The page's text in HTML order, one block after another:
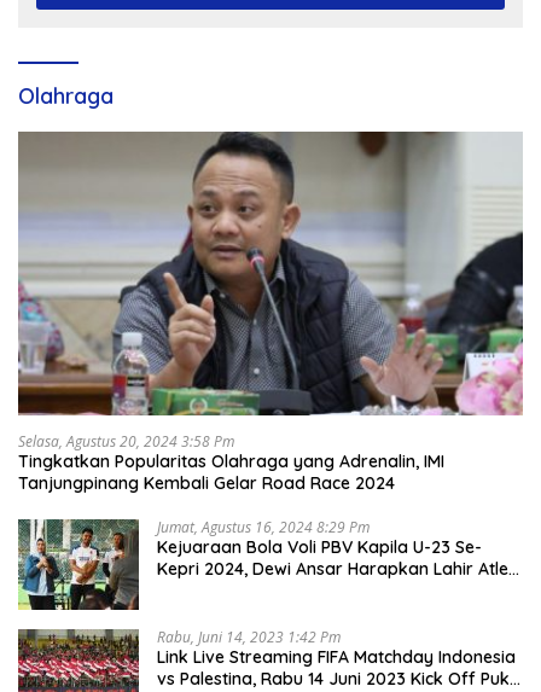
Olahraga
Selasa, Agustus 20, 2024 3:58 Pm
Tingkatkan Popularitas Olahraga yang Adrenalin, IMI
Tanjungpinang Kembali Gelar Road Race 2024
Jumat, Agustus 16, 2024 8:29 Pm
Kejuaraan Bola Voli PBV Kapila U-23 Se-
Kepri 2024, Dewi Ansar Harapkan Lahir Atlet
Rabu, Juni 14, 2023 1:42 Pm
Link Live Streaming FIFA Matchday Indonesia
vs Palestina, Rabu 14 Juni 2023 Kick Off Pukul